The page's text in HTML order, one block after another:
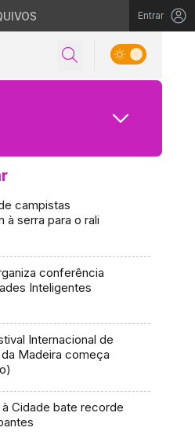
Entrar
campistas
à serra para o rali
conferência
Inteligentes
Internacional de
Madeira começa
à Cidade bate recorde